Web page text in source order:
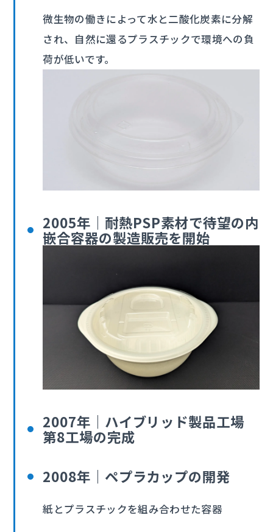
微生物の働きによって水と二酸化炭素に分解
され、自然に還るプラスチックで環境への負
荷が低いです。
2005年｜耐熱PSP素材で待望の内
嵌合容器の製造販売を開始
2007年｜ハイブリッド製品工場
第8工場の完成
2008年｜ペプラカップの開発
紙とプラスチックを組み合わせた容器